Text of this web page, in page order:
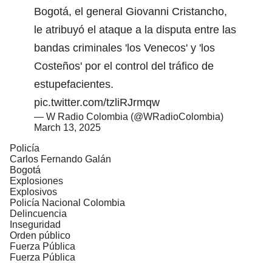
Bogotá, el general Giovanni Cristancho,
le atribuyó el ataque a la disputa entre las
bandas criminales 'los Venecos' y 'los
Costeños' por el control del tráfico de
estupefacientes.
pic.twitter.com/tzliRJrmqw
— W Radio Colombia (@WRadioColombia)
March 13, 2025
Policía
Carlos Fernando Galán
Bogotá
Explosiones
Explosivos
Policía Nacional Colombia
Delincuencia
Inseguridad
Orden público
Fuerza Pública
Fuerza Pública